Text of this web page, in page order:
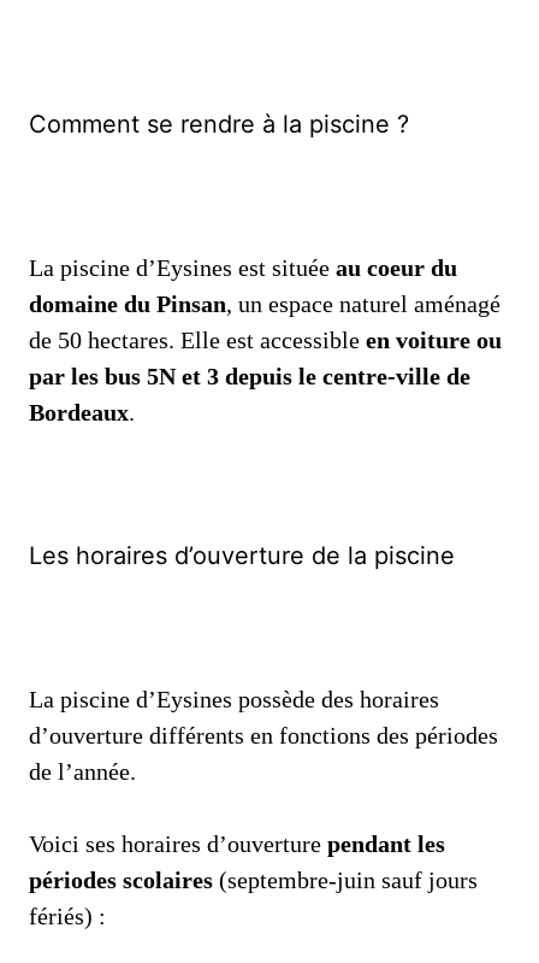
Comment se rendre à la piscine ?
La piscine d’Eysines est située au coeur du
domaine du Pinsan, un espace naturel aménagé
de 50 hectares. Elle est accessible en voiture ou
par les bus 5N et 3 depuis le centre-ville de
Bordeaux.
Les horaires d’ouverture de la piscine
La piscine d’Eysines possède des horaires
d’ouverture différents en fonctions des périodes
de l’année.
Voici ses horaires d’ouverture pendant les
périodes scolaires (septembre-juin sauf jours
fériés) :